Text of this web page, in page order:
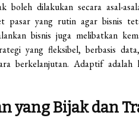
dilakukan secara asal-
pasar yang rutin agar bisnis
bisnis juga melibatkan
yang fleksibel, berbasis
berkelanjutan. Adaptif
yang Bijak dan